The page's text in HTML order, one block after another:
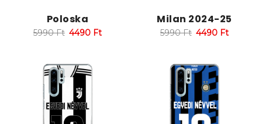
Poloska
5990Ft 4490 Ft
Milan 2024-25
5990Ft 4490 Ft